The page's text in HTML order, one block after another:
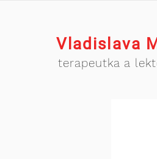
Vladislava
terapeutka a